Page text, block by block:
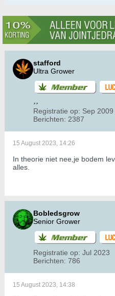
stafford
Ultra Grower
Registratie op: Sep 2009
Berichten: 2387
15 August 2023, 14:26
In theorie niet nee,je bodem
alles.
Bobledsgrow
Senior Grower
Registratie op: Jul 2023
Berichten: 786
15 August 2023, 14:38